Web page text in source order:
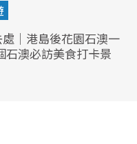
｜港島後花園石澳一
石澳必訪美食打卡景